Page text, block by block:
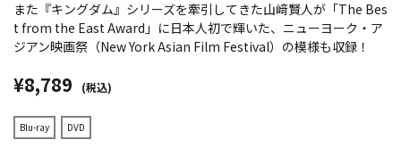
また『キングダム』シリーズを牽引してきた山﨑賢人が「The Bes
t from the East Award」に日本人初で輝いた、ニューヨーク・ア
ジアン映画祭（New York Asian Film Festival）の模様も収録！
¥8,789 (税込)
Blu-ray DVD